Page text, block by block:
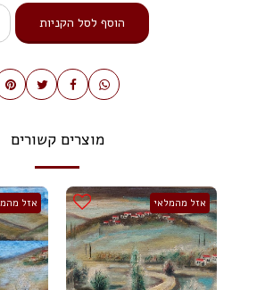
הוסף לסל הקניות
מוצרים קשורים
אזל מהמלאי אזל